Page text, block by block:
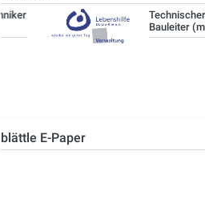
Technischer Leiter -
Bauleiter (m/w/d)
blättle E-Paper